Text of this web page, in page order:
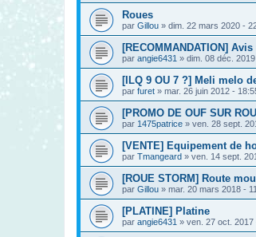
Roues
par Gillou » dim. 22 mars 2020 -
[RECOMMANDATION]
par angie6431 » dim. 08 déc.
[ILQ 9 OU 7 ?] Meli melo
par furet » mar. 26 juin 2012 -
[PROMO DE OUF SUR
par 1475patrice » ven. 28 sept.
[VENTE] Equipement de
par Tmangeard » ven. 14 sept.
[ROUE STORM] Route
par Gillou » mar. 20 mars 2018 -
[PLATINE] Platine
par angie6431 » ven. 27 oct. 2017